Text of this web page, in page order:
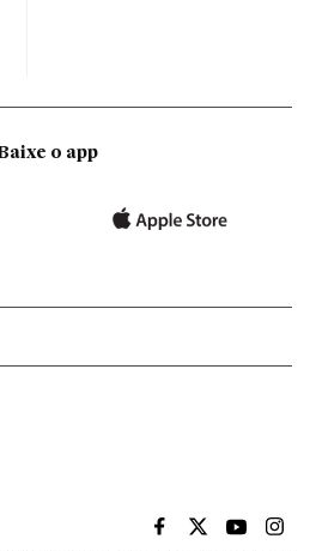
o app
EL PAÍS BRASIL EN
EL PAÍSEL PAÍS
EL